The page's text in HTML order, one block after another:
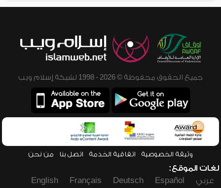
جميع الحقوق محفوظة © 2026 - 1998 لشبكة إسلام ويب
وثيقة الخصوصية اتفاقية الخدمة اتصل بنا من نحن
لغات الموقع:
عربي
Español
Deutsch
Français
English